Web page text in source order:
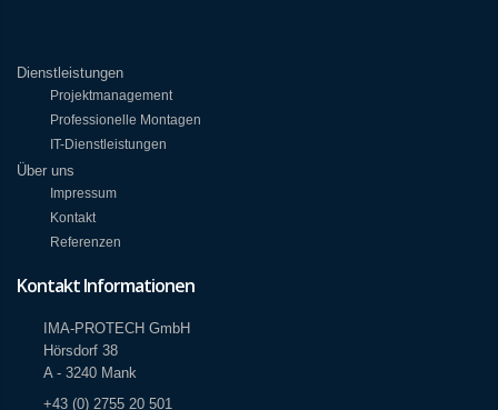
Dienstleistungen
Projektmanagement
Professionelle Montagen
IT-Dienstleistungen
Über uns
Impressum
Kontakt
Referenzen
Kontakt Informationen
IMA-PROTECH GmbH
Hörsdorf 38
A - 3240 Mank
+43 (0) 2755 20 501